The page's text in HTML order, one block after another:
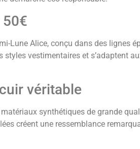
Lune Alice, conçu dans des lignes
styles vestimentaires et s’adaptent
véritable
synthétiques de grande
créent une ressemblance